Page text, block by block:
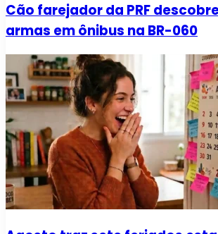
Cão farejador da PRF
armas em ônibus na BR-060